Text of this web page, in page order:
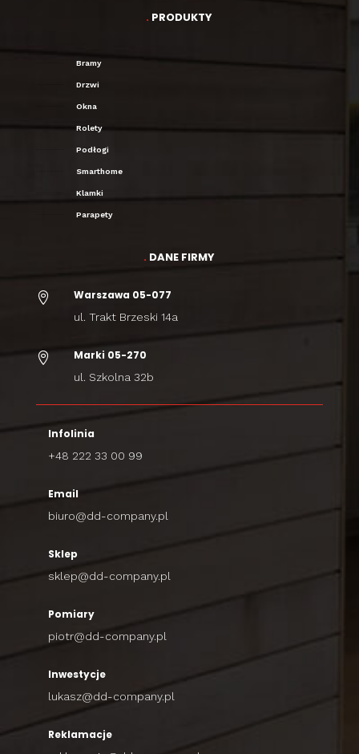
. PRODUKTY
Bramy
Drzwi
Okna
Rolety
Podłogi
Smarthome
Klamki
Parapety
. DANE FIRMY
 Warszawa 05-077
ul. Trakt Brzeski 14a
 Marki 05-270
ul. Szkolna 32b
Infolinia
+48 222 33 00 99
Email
biuro@dd-company.pl
Sklep
sklep@dd-company.pl
Pomiary
piotr@dd-company.pl
Inwestycje
lukasz@dd-company.pl
Reklamacje